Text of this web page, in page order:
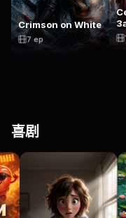
Crimson on White
7 ep
喜剧